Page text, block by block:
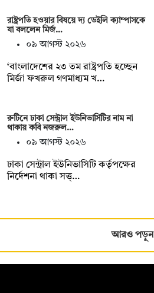
রাষ্ট্রপতি হওয়ার বিষয়ে দ্য ডেইলি ক্যাম্পাসকে
যা বললেন মির্জ…
০৯ আগস্ট ২০২৬
‘বাংলাদেশের ২৩ তম রাষ্ট্রপতি হচ্ছেন
মির্জা ফখরুল গণমাধ্যম খ…
রুটিনে ঢাকা সেন্ট্রাল ইউনিভার্সিটির নাম না
থাকায় কবি নজরুল…
০৯ আগস্ট ২০২৬
‎ঢাকা সেন্ট্রাল ইউনিভাসিটি কর্তৃপক্ষের
নির্দেশনা থাকা সত্ত্…
আরও পড়ুন